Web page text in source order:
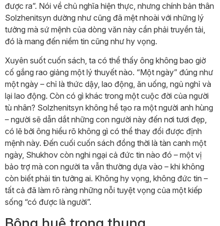
được ra”. Nói về chủ nghĩa hiện thực, nhưng chính bản thân
Solzhenitsyn dường như cũng đã mệt nhoài với những lý
tưởng mà sứ mệnh của dòng văn này cần phải truyền tải,
đó là mang đến niềm tin cũng như hy vọng.
Xuyên suốt cuốn sách, ta có thể thấy ông không bao giờ
cố gắng rao giảng một lý thuyết nào. “Một ngày” đúng như
một ngày – chỉ là thức dậy, lao động, ăn uống, ngủ nghỉ và
lại lao động. Còn có gì khác trong một cuộc đời của người
tù nhân? Solzhenitsyn không hề tạo ra một người anh hùng
– người sẽ dẫn dắt những con người này đến nơi tươi đẹp,
có lẽ bởi ông hiểu rõ không gì có thể thay đổi được định
mệnh này. Đến cuối cuốn sách đồng thời là tàn canh một
ngày, Shukhov còn nghi ngại cả đức tin nào đó – một vị
bảo trợ mà con người ta vẫn thường dựa vào – khi không
còn biết phải tin tưởng ai. Không hy vọng, không đức tin –
tất cả đã làm rõ ràng những nỗi tuyệt vọng của một kiếp
sống “có được là người”.